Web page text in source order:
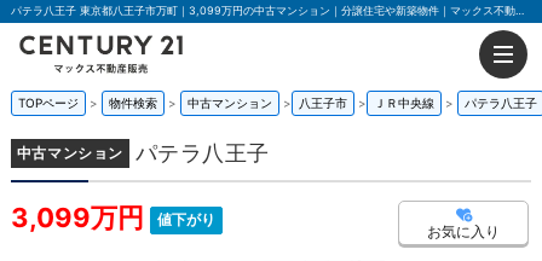
パテラ八王子 東京都八王子市万町｜3,099万円の中古マンション｜分譲住宅や新築物件｜マックス不動産販売 東京八王子店
TOPページ 物件検索 中古マンション 八王子市 ＪＲ中央線 パテラ八王子
中古マンション パテラ八王子
3,099万円 値下がり
お気に入り